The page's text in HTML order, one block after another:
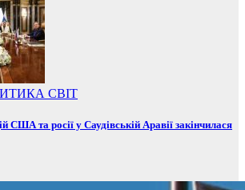
СВІТ
США та росії у Саудівській Аравії закінчилася